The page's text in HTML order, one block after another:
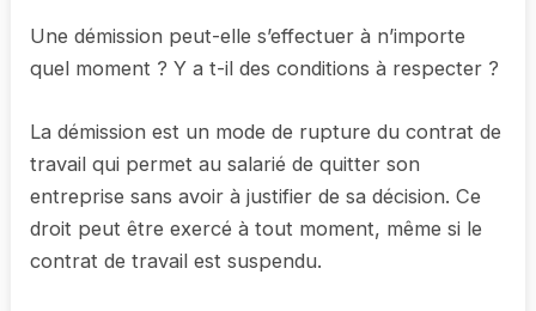
Une démission peut-elle s’effectuer à n’importe
quel moment ? Y a t-il des conditions à respecter ?
La démission est un mode de rupture du contrat de
travail qui permet au salarié de quitter son
entreprise sans avoir à justifier de sa décision. Ce
droit peut être exercé à tout moment, même si le
contrat de travail est suspendu.